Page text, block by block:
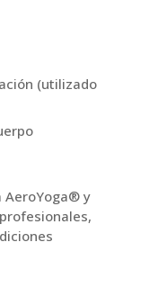
(utilizado
AeroYoga® y